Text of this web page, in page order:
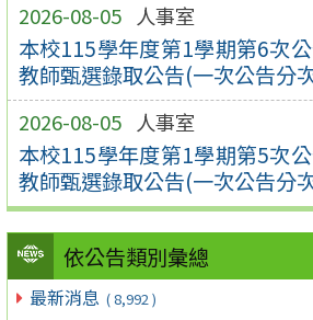
2026-08-05 人事室
本校115學年度第1學期第6次
教師甄選錄取公告(一次公告分
2026-08-05 人事室
本校115學年度第1學期第5次
教師甄選錄取公告(一次公告分
依公告類別彙總
最新消息 ( 8,992 )